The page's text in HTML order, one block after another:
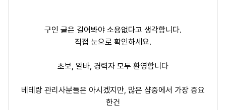
구인 글은 길어봐야 소용없다고 생각합니다.
직접 눈으로 확인하세요.
초보, 알바, 경력자 모두 환영합니다
베테랑 관리사분들은 아시겠지만, 많은 샵중에서 가장 중요
한건